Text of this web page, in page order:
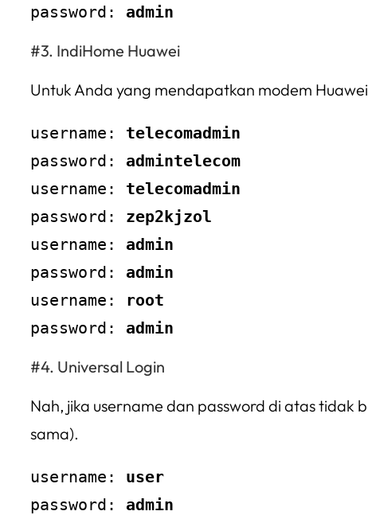
password: admin
IndiHome Huawei
Untuk Anda yang mendapatkan modem
username: telecomadmin
password: admintelecom
username: telecomadmin
password: zep2kjzol
username: admin
password: admin
username: root
password: admin
Universal Login
Nah, jika username dan password di atas
sama).
username: user
password: admin